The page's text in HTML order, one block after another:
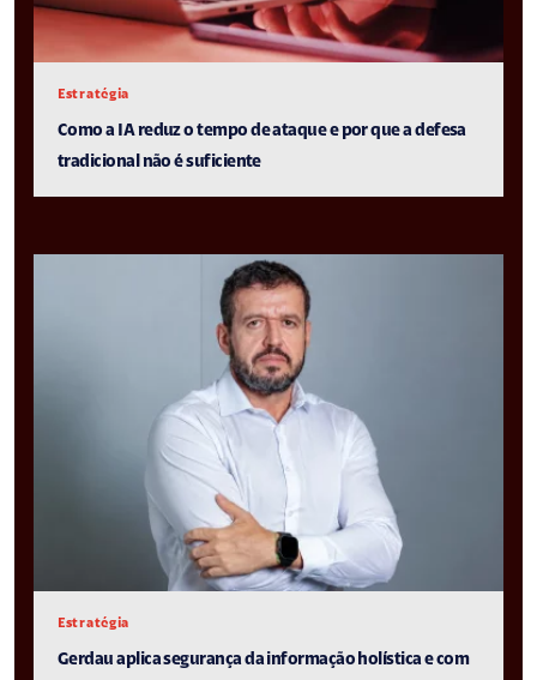
Estratégia
Como a IA reduz o tempo de ataque e por que a defesa
tradicional não é suficiente
Estratégia
Gerdau aplica segurança da informação holística e com